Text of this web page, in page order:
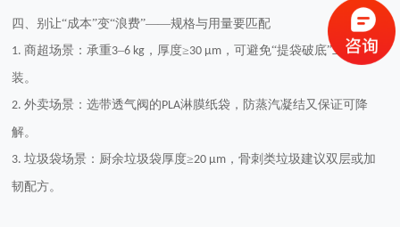
四、别让“成本”变“浪费”——规格与用量要匹配
1. 商超场景：承重3–6 kg ，厚度≥30 µm ，可避免“提袋破底”二次包
装。
2.外卖场景：选带透气阀的PLA淋膜纸袋，防蒸汽凝结又保证可降
解。
3.垃圾袋场景：厨余垃圾袋厚度≥20 µm ，骨刺类垃圾建议双层或加
韧配方。